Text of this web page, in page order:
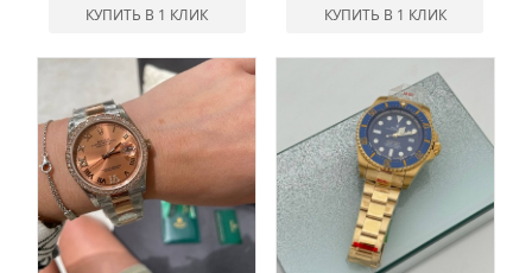
КУПИТЬ В 1 КЛИК
КУПИТЬ В 1 КЛИК